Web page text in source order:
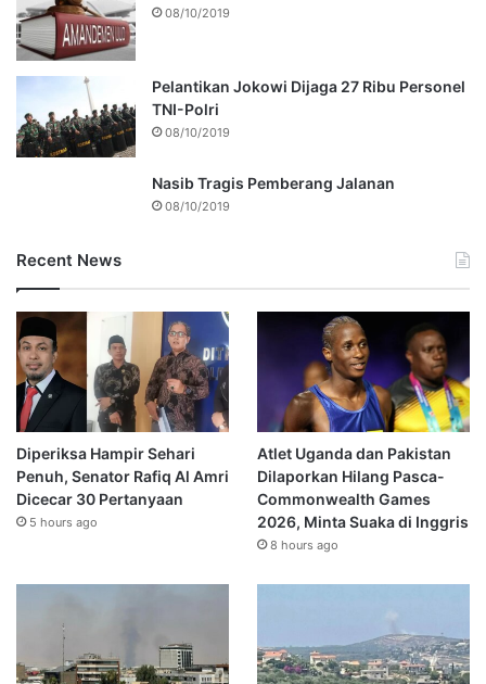
08/10/2019
Pelantikan Jokowi Dijaga 27 Ribu Personel
TNI-Polri
08/10/2019
Nasib Tragis Pemberang Jalanan
08/10/2019
Recent News
Diperiksa Hampir Sehari
Penuh, Senator Rafiq Al Amri
Dicecar 30 Pertanyaan
5 hours ago
Atlet Uganda dan Pakistan
Dilaporkan Hilang Pasca-
Commonwealth Games
2026, Minta Suaka di Inggris
8 hours ago